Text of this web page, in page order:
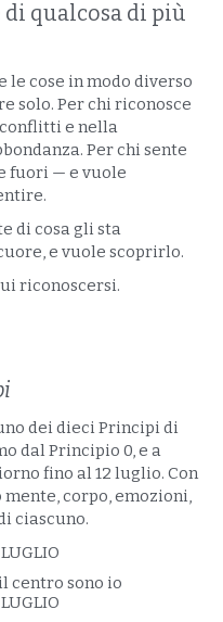
qualcosa di più
le cose in modo diverso
solo. Per chi riconosce
e nella
Per chi sente
fuori — e vuole
di cosa gli sta
e vuole scoprirlo.
riconoscersi.
dei dieci Principi di
dal Principio 0, e a
fino al 12 luglio. Con
corpo, emozioni,
ciascuno.
LUGLIO
centro sono io
LUGLIO